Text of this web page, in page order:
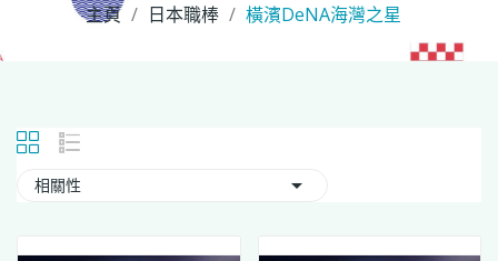
主頁 日本職棒 橫濱DeNA海灣之星
相關性 